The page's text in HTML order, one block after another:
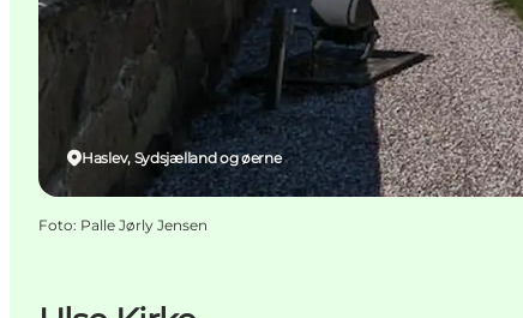
Haslev, Sydsjælland og øerne
Foto: Palle Jørly Jensen